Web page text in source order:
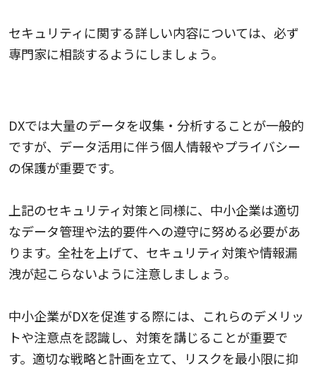
セキュリティに関する詳しい内容については、必ず
専門家に相談するようにしましょう。
DXでは大量のデータを収集・分析することが一般的
ですが、データ活用に伴う個人情報やプライバシー
の保護が重要です。
上記のセキュリティ対策と同様に、中小企業は適切
なデータ管理や法的要件への遵守に努める必要があ
ります。全社を上げて、セキュリティ対策や情報漏
洩が起こらないように注意しましょう。
中小企業がDXを促進する際には、これらのデメリッ
トや注意点を認識し、対策を講じることが重要で
す。適切な戦略と計画を立て、リスクを最小限に抑